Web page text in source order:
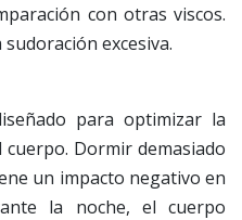
con otras viscos.
excesiva.
para optimizar la
Dormir demasiado
un impacto negativo en
la noche, el cuerpo